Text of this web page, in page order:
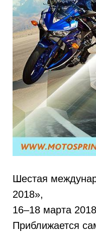
Шестая
2018»,
16–18 марта
Приближается